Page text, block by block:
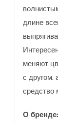
длине
меняют
с другом.
средство
О бренде: